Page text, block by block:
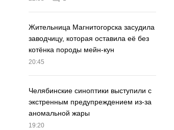
Жительница Магнитогорска засудила
заводчицу, которая оставила её без
котёнка породы мейн-кун
20:45
Челябинские синоптики выступили с
экстренным предупреждением из-за
аномальной жары
19:20